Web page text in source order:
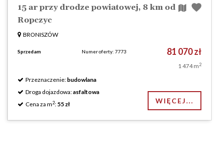
15 ar przy drodze powiatowej, 8 km od
Ropczyc
BRONISZÓW
Sprzedam Numer oferty: 7773 81 070 zł
1 474 m2
Przeznaczenie: budowlana
Droga dojazdowa:asfaltowa
Cena za m2: 55 zł WIĘCEJ...